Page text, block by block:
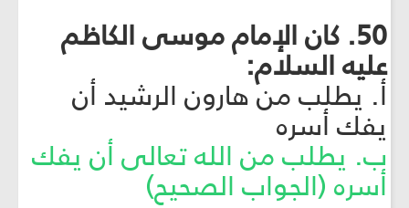
50. كان الإمام موسى الكاظم
عليه السلام:
أ. يطلب من هارون الرشيد أن
يفك أسره
ب. يطلب من الله تعالى أن يفك
أسره (الجواب الصحيح)